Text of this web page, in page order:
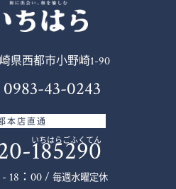
県西都市小野崎1-90
0983-43-0243
本店直通
185290
いちはらごふくてん
- 18：00 / 毎週水曜定休